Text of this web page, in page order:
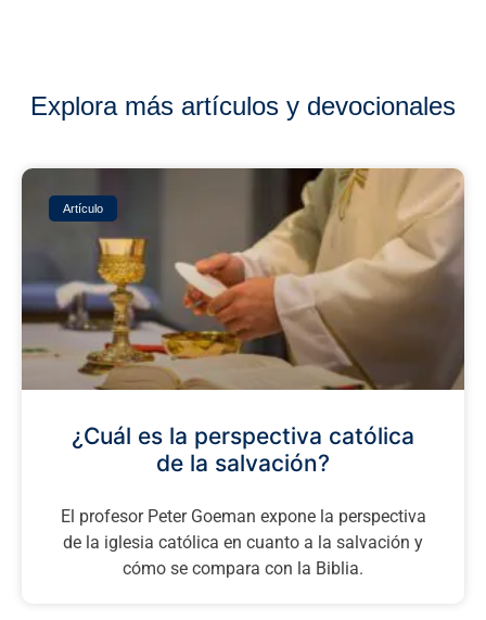
Explora más artículos y devocionales
Artículo
¿Cuál es la perspectiva católica
de la salvación?
El profesor Peter Goeman expone la perspectiva
de la iglesia católica en cuanto a la salvación y
cómo se compara con la Biblia.